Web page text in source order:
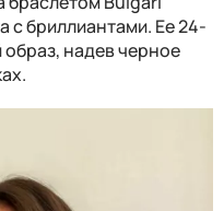
с бриллиантами. Ее 24-
надев черное